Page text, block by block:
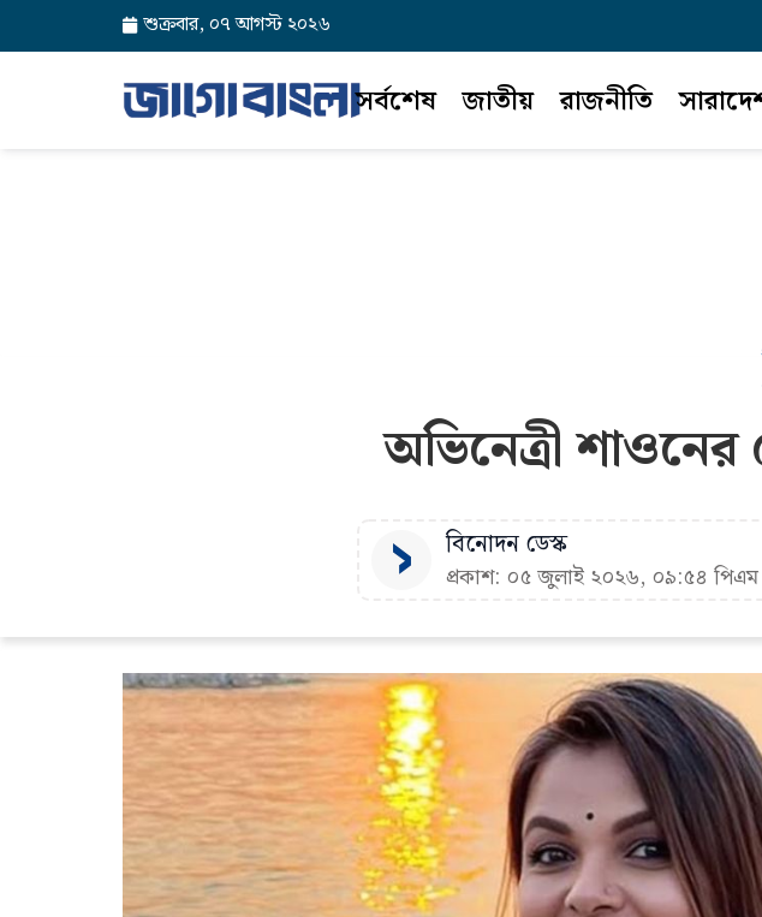
শুক্রবার, ০৭ আগস্ট ২০২৬
সর্বশেষ জাতীয় রাজনীতি
অভিনেত্রী
বিনোদন ডেস্ক
প্রকাশ: ০৫ জুলাই ২০২৬, ০৯:৫৪ পিএম